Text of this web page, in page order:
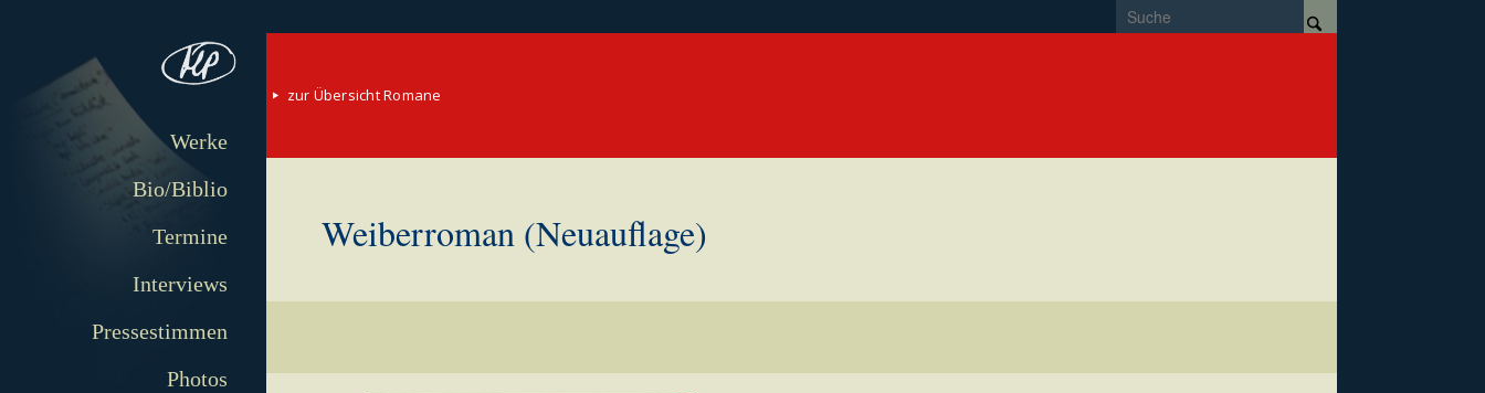
Werke
Bio/Biblio
Termine
Interviews
Pressestimmen
Photos
zur Übersicht Romane
Weiberroman (Neuauflage)